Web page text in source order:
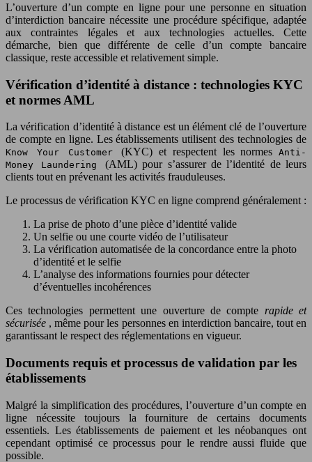
L’ouverture d’un compte en ligne pour une personne en situation
d’interdiction bancaire nécessite une procédure spécifique, adaptée
aux contraintes légales et aux technologies actuelles. Cette
démarche, bien que différente de celle d’un compte bancaire
classique, reste accessible et relativement simple.
Vérification d’identité à distance : technologies KYC
et normes AML
La vérification d’identité à distance est un élément clé de l’ouverture
de compte en ligne. Les établissements utilisent des technologies de
Know Your Customer(KYC) et respectent les normes Anti-
Money Laundering (AML) pour s’assurer de l’identité de leurs
clients tout en prévenant les activités frauduleuses.
Le processus de vérification KYC en ligne comprend généralement :
La prise de photo d’une pièce d’identité valide
Un selfie ou une courte vidéo de l’utilisateur
La vérification automatisée de la concordance entre la photo
d’identité et le selfie
L’analyse des informations fournies pour détecter
d’éventuelles incohérences
Ces technologies permettent une ouverture de compte rapide et
sécurisée , même pour les personnes en interdiction bancaire, tout en
garantissant le respect des réglementations en vigueur.
Documents requis et processus de validation par les
établissements
Malgré la simplification des procédures, l’ouverture d’un compte en
ligne nécessite toujours la fourniture de certains documents
essentiels. Les établissements de paiement et les néobanques ont
cependant optimisé ce processus pour le rendre aussi fluide que
possible.